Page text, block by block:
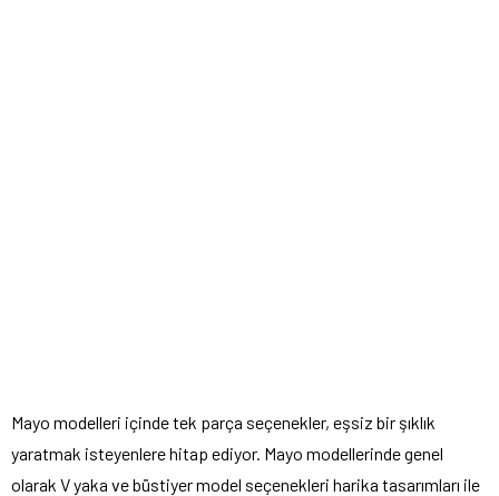
Mayo modelleri içinde tek parça seçenekler, eşsiz bir şıklık
yaratmak isteyenlere hitap ediyor. Mayo modellerinde genel
olarak V yaka ve büstiyer model seçenekleri harika tasarımları ile